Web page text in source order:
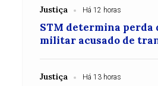
Justiça Há 12 horas
STM determina perda
militar acusado de
Justiça Há 13 horas